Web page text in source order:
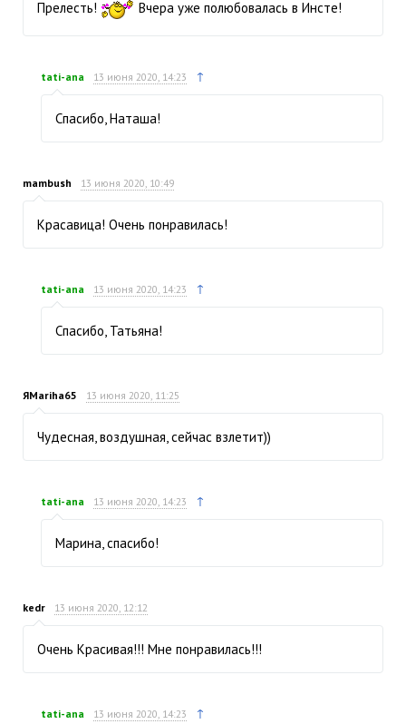
Прелесть! Вчера уже полюбовалась в Инсте!
tati-ana 13 июня 2020, 14:23 ↑
Спасибо, Наташа!
mambush 13 июня 2020, 10:49
Красавица! Очень понравилась!
tati-ana 13 июня 2020, 14:23 ↑
Спасибо, Татьяна!
ЯMariha65 13 июня 2020, 11:25
Чудесная, воздушная, сейчас взлетит))
tati-ana 13 июня 2020, 14:23 ↑
Марина, спасибо!
kedr 13 июня 2020, 12:12
Очень Красивая!!! Мне понравилась!!!
tati-ana 13 июня 2020, 14:23 ↑